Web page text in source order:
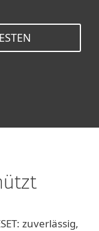
zuverlässig,